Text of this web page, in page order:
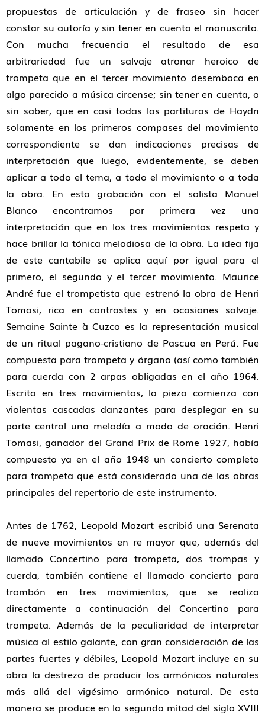
propuestas de articulación y de fraseo sin hacer
constar su autoría y sin tener en cuenta el manuscrito.
Con mucha frecuencia el resultado de esa
arbitrariedad fue un salvaje atronar heroico de
trompeta que en el tercer movimiento desemboca en
algo parecido a música circense; sin tener en cuenta, o
sin saber, que en casi todas las partituras de Haydn
solamente en los primeros compases del movimiento
correspondiente se dan indicaciones precisas de
interpretación que luego, evidentemente, se deben
aplicar a todo el tema, a todo el movimiento o a toda
la obra. En esta grabación con el solista Manuel
Blanco encontramos por primera vez una
interpretación que en los tres movimientos respeta y
hace brillar la tónica melodiosa de la obra. La idea fija
de este cantabile se aplica aquí por igual para el
primero, el segundo y el tercer movimiento. Maurice
André fue el trompetista que estrenó la obra de Henri
Tomasi, rica en contrastes y en ocasiones salvaje.
Semaine Sainte à Cuzco es la representación musical
de un ritual pagano-cristiano de Pascua en Perú. Fue
compuesta para trompeta y órgano (así como también
para cuerda con 2 arpas obligadas en el año 1964.
Escrita en tres movimientos, la pieza comienza con
violentas cascadas danzantes para desplegar en su
parte central una melodía a modo de oración. Henri
Tomasi, ganador del Grand Prix de Rome 1927, había
compuesto ya en el año 1948 un concierto completo
para trompeta que está considerado una de las obras
principales del repertorio de este instrumento.
Antes de 1762, Leopold Mozart escribió una Serenata
de nueve movimientos en re mayor que, además del
llamado Concertino para trompeta, dos trompas y
cuerda, también contiene el llamado concierto para
trombón en tres movimientos, que se realiza
directamente a continuación del Concertino para
trompeta. Además de la peculiaridad de interpretar
música al estilo galante, con gran consideración de las
partes fuertes y débiles, Leopold Mozart incluye en su
obra la destreza de producir los armónicos naturales
más allá del vigésimo armónico natural. De esta
manera se produce en la segunda mitad del siglo XVIII